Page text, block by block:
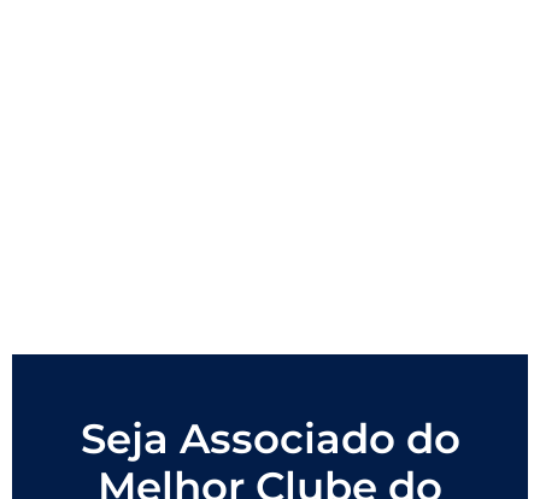
Seja Associado do
Melhor Clube do